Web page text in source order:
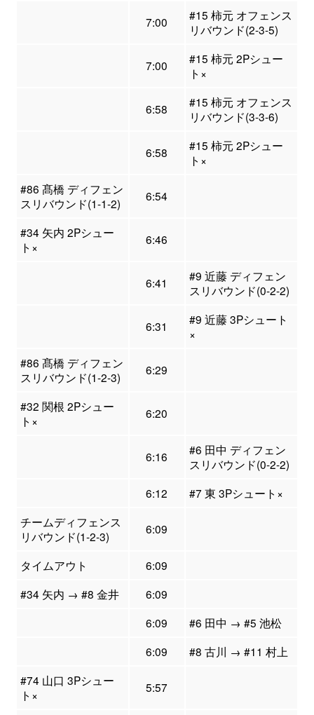
7:00
#15 柿元 オフェンス
リバウンド(2-3-5)
7:00
#15 柿元 2Pシュー
ト×
6:58
#15 柿元 オフェンス
リバウンド(3-3-6)
6:58
#15 柿元 2Pシュー
ト×
#86 髙橋 ディフェン
スリバウンド(1-1-2)
6:54
#34 矢内 2Pシュー
ト×
6:46
6:41
#9 近藤 ディフェン
スリバウンド(0-2-2)
6:31
#9 近藤 3Pシュート
×
#86 髙橋 ディフェン
スリバウンド(1-2-3)
6:29
#32 関根 2Pシュー
ト×
6:20
6:16
#6 田中 ディフェン
スリバウンド(0-2-2)
6:12
#7 東 3Pシュート×
チームディフェンス
リバウンド(1-2-3)
6:09
タイムアウト
6:09
#34 矢内 → #8 金井
6:09
6:09
#6 田中 → #5 池松
6:09
#8 古川 → #11 村上
#74 山口 3Pシュー
ト×
5:57